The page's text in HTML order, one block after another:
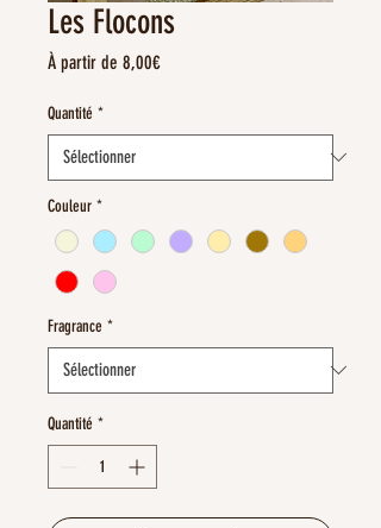
Les Flocons
À partir de 8,00€Prix
Quantité *
Couleur *
Fragrance *
Quantité *